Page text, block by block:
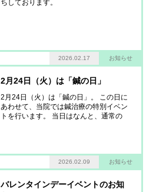
ちしております。
2026.02.17 お知らせ
2月24日（火）は「鍼の日」
2月24日（火）は「鍼の日」。 この日に
あわせて、当院では鍼治療の特別イベン
トを行います。 当日はなんと、通常の
おすすめです。 鍼は、刺激が強いイメ
2026.02.09 お知らせ
バレンタインデーイベントのお知